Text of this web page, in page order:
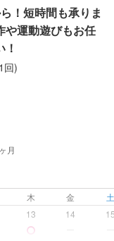
！短時間も承りま
や運動遊びもお任
回)
月
木 金
13 14